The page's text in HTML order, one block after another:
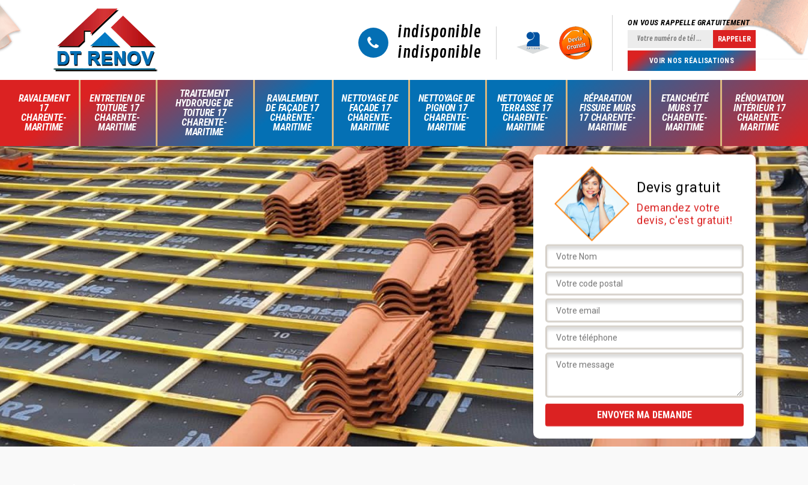
indisponible
indisponible
ON VOUS RAPPELLE GRATUITEMENT
VOIR NOS RÉALISATIONS
RAVALEMENT
17
CHARENTE-
MARITIME
ENTRETIEN DE
TOITURE 17
CHARENTE-
MARITIME
TRAITEMENT
HYDROFUGE DE
TOITURE 17
CHARENTE-
MARITIME
RAVALEMENT
DE FAÇADE 17
CHARENTE-
MARITIME
NETTOYAGE DE
FAÇADE 17
CHARENTE-
MARITIME
NETTOYAGE DE
PIGNON 17
CHARENTE-
MARITIME
NETTOYAGE DE
TERRASSE 17
CHARENTE-
MARITIME
RÉPARATION
FISSURE MURS
17 CHARENTE-
MARITIME
ETANCHÉITÉ
MURS 17
CHARENTE-
MARITIME
RÉNOVATION
INTÉRIEUR 17
CHARENTE-
MARITIME
Devis gratuit
Demandez votre
devis, c'est gratuit!